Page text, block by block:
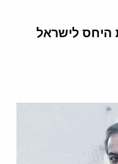
היחס לישראל